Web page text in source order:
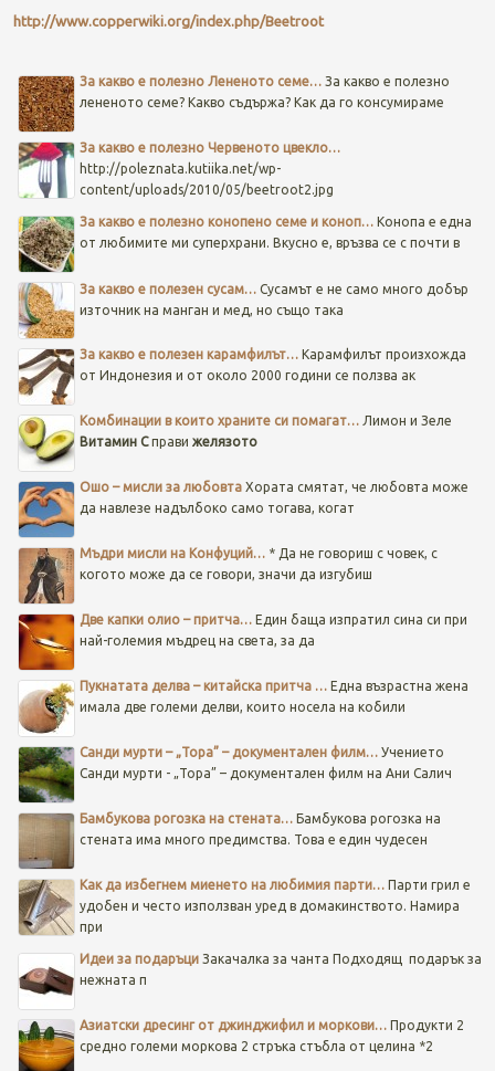
http://www.copperwiki.org/index.php/Beetroot
За какво е полезно Лененото семе…За какво е полезно
лененото семе? Какво съдържа? Как да го консумираме
За какво е полезно Червеното цвекло…
http://poleznata.kutiika.net/wp-
content/uploads/2010/05/beetroot2.jpg
За какво е полезно конопено семе и коноп… Конопа е една
от любимите ми суперхрани. Вкусно е, връзва се с почти в
За какво е полезен сусам… Сусамът е не само много добър
източник на манган и мед, но също така
За какво е полезен карамфилът… Карамфилът произхожда
от Индонезия и от около 2000 години се ползва ак
Комбинации в които храните си помагат…Лимон и Зеле
Витамин Cправи желязото
Ошо – мисли за любовта Хората смятат, че любовта може
да навлезе надълбоко само тогава, когат
Мъдри мисли на Конфуций… * Да не говориш с човек, с
когото може да се говори, значи да изгубиш
Две капки олио – притча…Един баща изпратил сина си при
най-големия мъдрец на света, за да
Пукнатата делва – китайска притча … Една възрастна жена
имала две големи делви, които носела на кобили
Санди мурти – „Тора” – документален филм…Учението
Санди мурти - „Тора” – документален филм на Ани Салич
Бамбукова рогозка на стената… Бамбукова рогозка на
стената има много предимства. Това е един чудесен
Как да избегнем миенето на любимия парти…Парти грил е
удобен и често използван уред в домакинството. Намира
при
Идеи за подаръциЗакачалка за чанта Подходящ подарък за
нежната п
Азиатски дресинг от джинджифил и моркови… Продукти 2
средно големи моркова 2 стръка стъбла от целина *2